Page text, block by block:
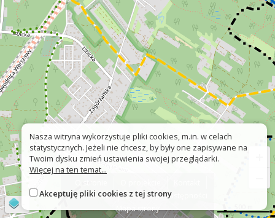
Znak nie tak?
Deklaracja dostępności
Mapa strony
Nasza witryna wykorzystuje pliki cookies, m.in. w celach
statystycznych. Jeżeli nie chcesz, by były one zapisywane na
Twoim dysku zmień ustawienia swojej przeglądarki.
Więcej na ten temat...
Akceptuję pliki cookies z tej strony